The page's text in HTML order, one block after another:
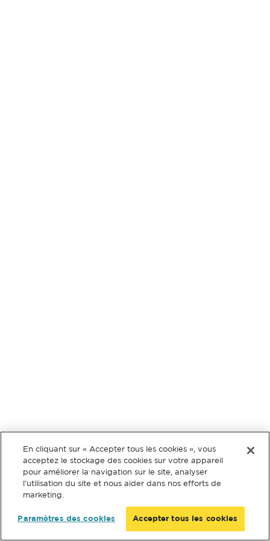
En cliquant sur « Accepter tous les cookies », vous
acceptez le stockage des cookies sur votre appareil
pour améliorer la navigation sur le site, analyser
l’utilisation du site et nous aider dans nos efforts de
marketing.
Paramètres des cookies Accepter tous les cookies